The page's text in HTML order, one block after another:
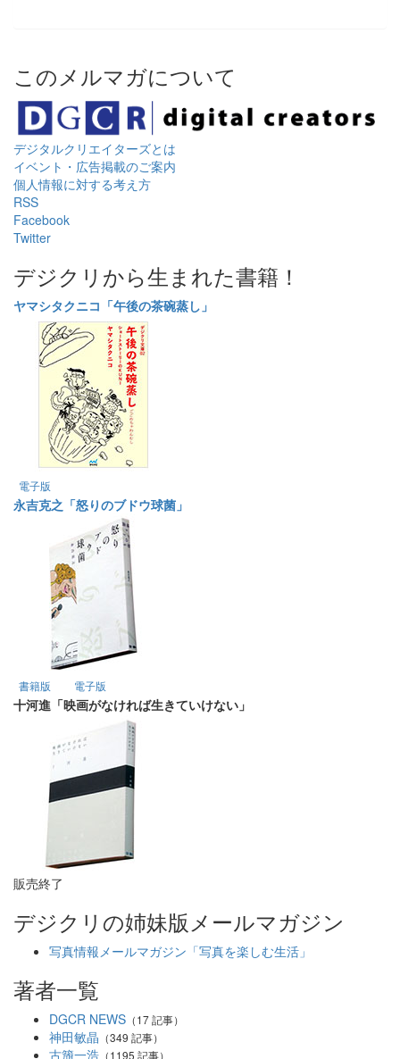
このメルマガについて
デジタルクリエイターズとは
イベント・広告掲載のご案内
個人情報に対する考え方
RSS
Facebook
Twitter
デジクリから生まれた書籍！
ヤマシタクニコ「午後の茶碗蒸し」
電子版
永吉克之「怒りのブドウ球菌」
書籍版 電子版
十河進「映画がなければ生きていけない」
販売終了
デジクリの姉妹版メールマガジン
写真情報メールマガジン「写真を楽しむ生活」
著者一覧
DGCR NEWS （17 記事）
神田敏晶 （349 記事）
古籏一浩 （1195 記事）